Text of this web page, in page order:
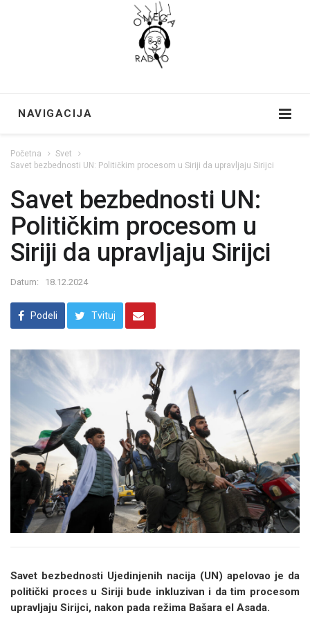
NAVIGACIJA
Početna
Svet
Savet bezbednosti UN: Političkim procesom u Siriji da upravljaju Sirijci
Savet bezbednosti UN:
Političkim procesom u
Siriji da upravljaju Sirijci
Datum: 18.12.2024
Podeli Tvituj
Savet bezbednosti Ujedinjenih nacija (UN) apelovao je da
politički proces u Siriji bude inkluzivan i da tim procesom
upravljaju Sirijci, nakon pada režima Bašara el Asada.